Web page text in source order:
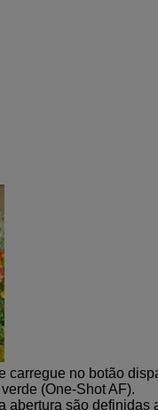
carregue no botão
(One-Shot AF).
abertura são definidas